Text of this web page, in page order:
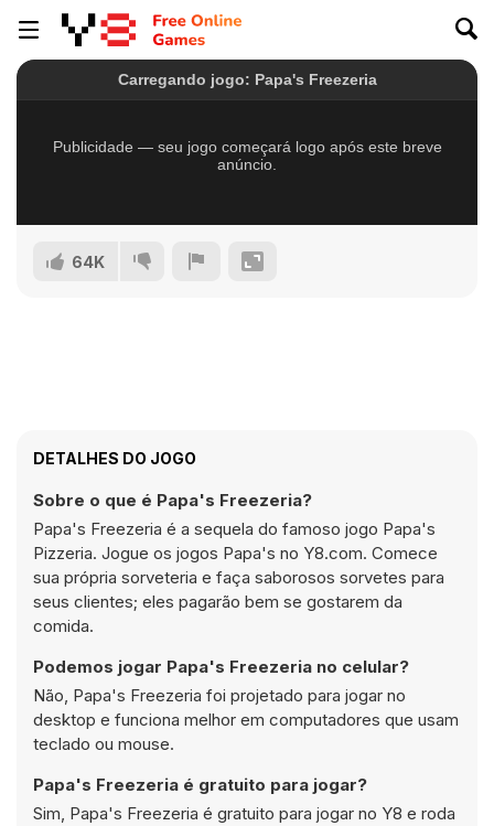
64K
DETALHES DO JOGO
Sobre o que é Papa's Freezeria?
Papa's Freezeria é a sequela do famoso jogo Papa's
Pizzeria. Jogue os jogos Papa's no Y8.com. Comece
sua própria sorveteria e faça saborosos sorvetes para
seus clientes; eles pagarão bem se gostarem da
comida.
Podemos jogar Papa's Freezeria no celular?
Não, Papa's Freezeria foi projetado para jogar no
desktop e funciona melhor em computadores que usam
teclado ou mouse.
Papa's Freezeria é gratuito para jogar?
Sim, Papa's Freezeria é gratuito para jogar no Y8 e roda